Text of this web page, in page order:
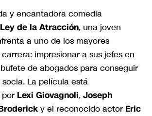
y encantadora comedia
de la Atracción, una joven
a uno de los mayores
impresionar a sus jefes en
de abogados para conseguir
La película está
Lexi Giovagnoli, Joseph
y el reconocido actor Eric